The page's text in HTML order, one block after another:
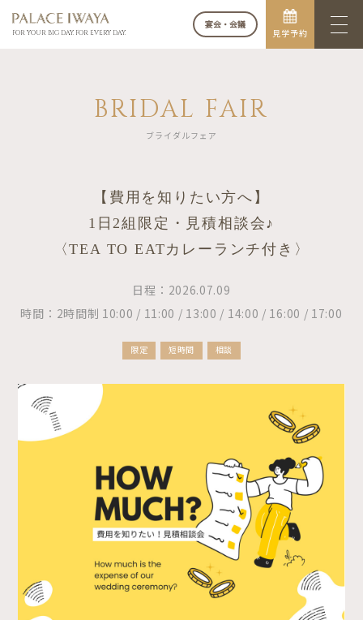
FOR YOUR BIG DAY. FOR EVERY DAY.
宴会・会議
見学予約
BRIDAL FAIR
ブライダルフェア
【費用を知りたい方へ】
1日2組限定・見積相談会♪
〈TEA TO EATカレーランチ付き〉
日程：2026.07.09
時間：2時間制 10:00 / 11:00 / 13:00 / 14:00 / 16:00 / 17:00
限定 短時間 相談